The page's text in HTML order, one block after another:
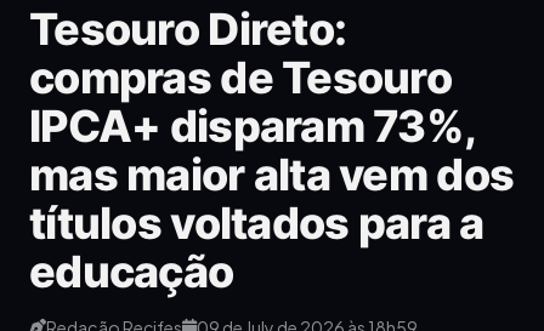
Tesouro Direto:
compras de Tesouro
IPCA+ disparam 73%,
mas maior alta vem dos
títulos voltados para a
educação